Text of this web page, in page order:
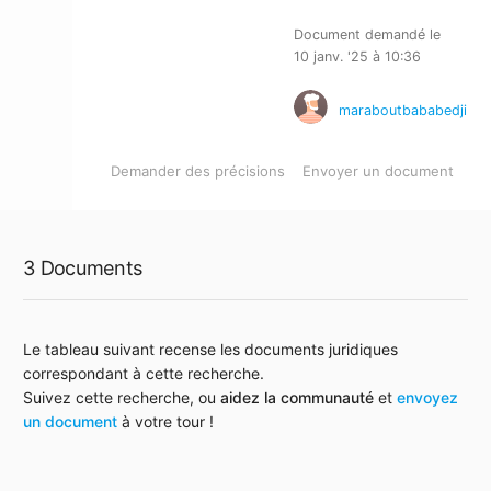
affectif retour affectif puissant retour
Document demandé le
10 janv. '25 à 10:36
maraboutbababedji
Demander des précisions Envoyer un document
3 Documents
Le tableau suivant recense les documents juridiques
correspondant à cette recherche.
Suivez cette recherche, ou aidez la communauté et envoyez
un document à votre tour !